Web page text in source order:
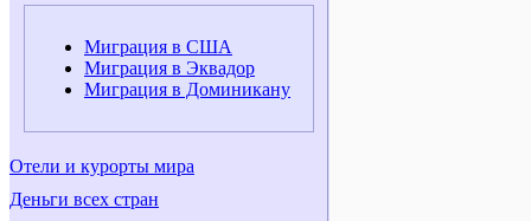
Миграция в США
Миграция в Эквадор
Миграция в Доминикану
Отели и курорты мира
Деньги всех стран